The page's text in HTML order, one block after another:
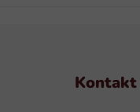
Kontakt